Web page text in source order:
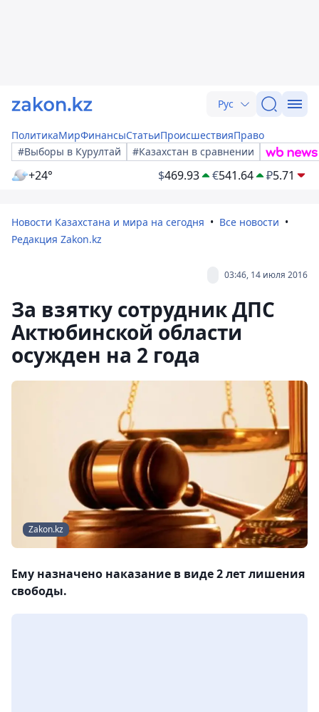
Рус
ПолитикаМирФинансыСтатьиПроисшествияПраво
#Выборы в Курултай
#Казахстан в сравнении
+24° $469.93 €541.64 ₽5.71
Новости Казахстана и мира на сегодня
Все новости
Редакция Zakon.kz
03:46, 14 июля 2016
За взятку сотрудник ДПС
Актюбинской области
осужден на 2 года
Zakon.kz
Ему назначено наказание в виде 2 лет лишения
свободы.